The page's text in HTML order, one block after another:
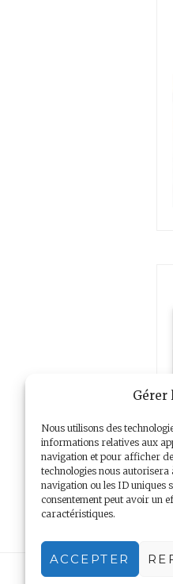
Gérer
Nous utilisons des
informations relatives aux
navigation et pour afficher
technologies nous autorisera
navigation ou les ID uniques
consentement peut avoir un
caractéristiques.
ACCEPTER